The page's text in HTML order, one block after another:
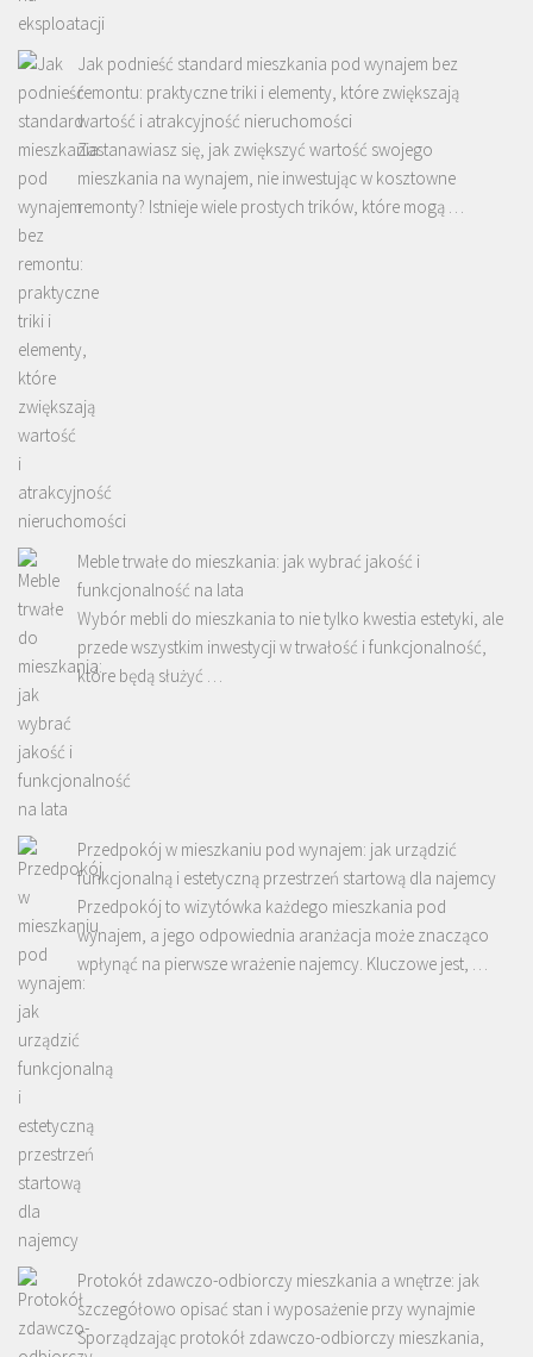
Jak podnieść standard mieszkania pod wynajem bez
remontu: praktyczne triki i elementy, które zwiększają
wartość i atrakcyjność nieruchomości
Zastanawiasz się, jak zwiększyć wartość swojego
mieszkania na wynajem, nie inwestując w kosztowne
remonty? Istnieje wiele prostych trików, które mogą …
Meble trwałe do mieszkania: jak wybrać jakość i
funkcjonalność na lata
Wybór mebli do mieszkania to nie tylko kwestia estetyki, ale
przede wszystkim inwestycji w trwałość i funkcjonalność,
które będą służyć …
Przedpokój w mieszkaniu pod wynajem: jak urządzić
funkcjonalną i estetyczną przestrzeń startową dla najemcy
Przedpokój to wizytówka każdego mieszkania pod
wynajem, a jego odpowiednia aranżacja może znacząco
wpłynąć na pierwsze wrażenie najemcy. Kluczowe jest, …
Protokół zdawczo-odbiorczy mieszkania a wnętrze: jak
szczegółowo opisać stan i wyposażenie przy wynajmie
Sporządzając protokół zdawczo-odbiorczy mieszkania,